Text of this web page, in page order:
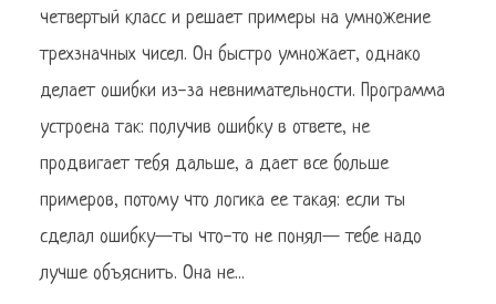
четвертый класс и решает примеры на умножение
трехзначных чисел. Он быстро умножает, однако
делает ошибки из-за невнимательности. Программа
устроена так: получив ошибку в ответе, не
продвигает тебя дальше, а дает все больше
примеров, потому что логика ее такая: если ты
сделал ошибку—ты что-то не понял— тебе надо
лучше объяснить. Она не...